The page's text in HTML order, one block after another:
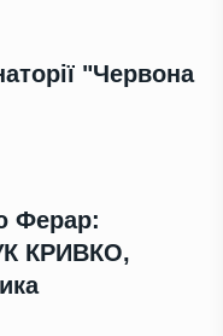
"Червона
Ферар:
КРИВКО,